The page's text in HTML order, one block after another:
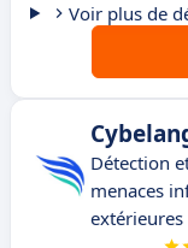
Voir plus de
Détection
menaces
extérieures